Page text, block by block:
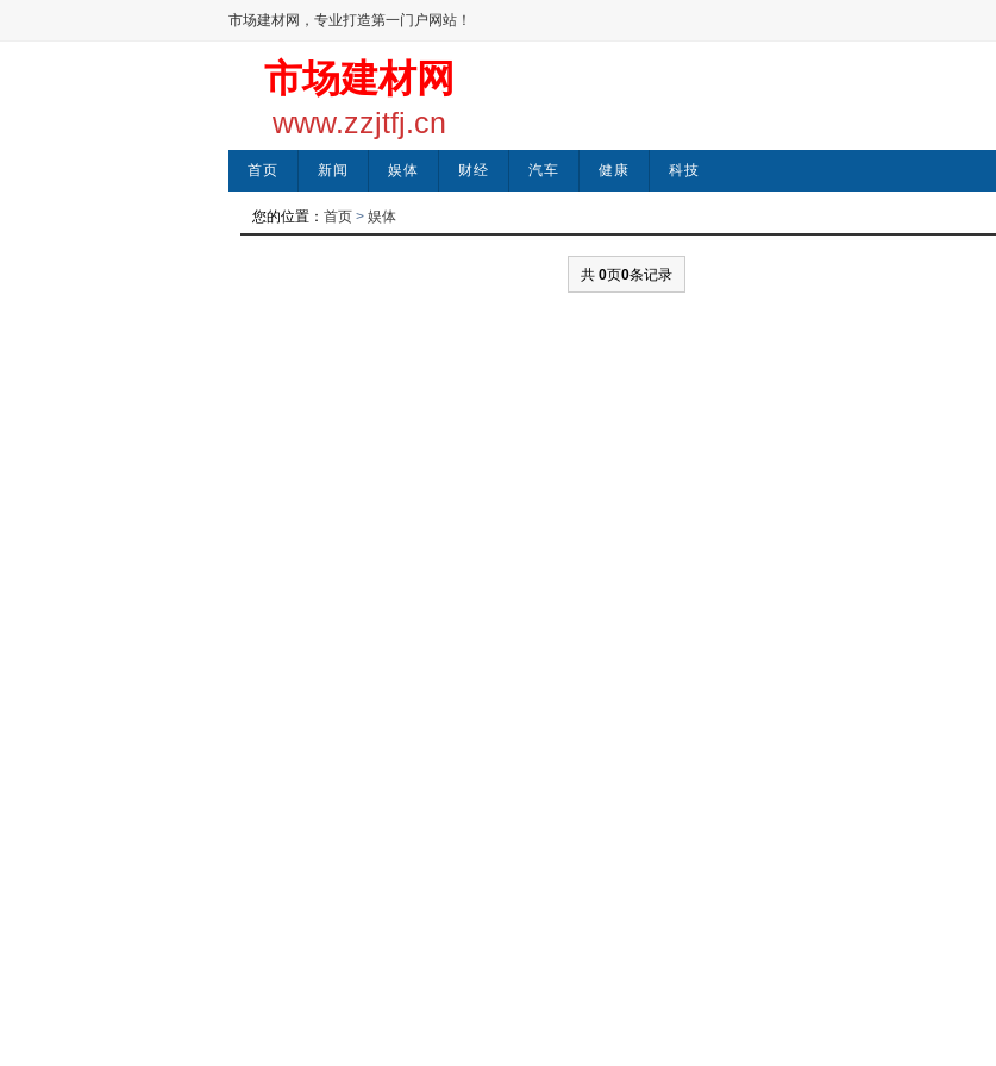
市场建材网，专业打造第一门户网站！
市场建材网
www.zzjtfj.cn
首页 新闻 娱体 财经 汽车 健康 科技
您的位置： 首页 > 娱体
共 0页0条记录